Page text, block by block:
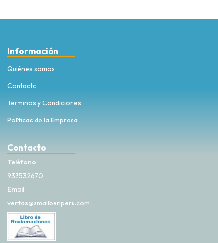
Información
Quiénes somos
Contacto
Términos y Condiciones
Políticas de la Empresa
Contacto
Teléfono
933532670
Email
ventas@smallbenperu.com